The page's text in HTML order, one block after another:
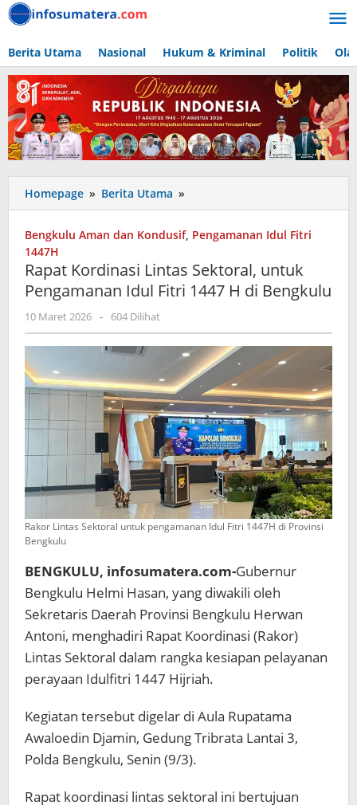
Lewati
ke
Berita Utama Nasional Hukum & Kriminal Politik
Homepage » Berita Utama »
Kordinasi
Sektoral,
Pengamanan
Idul
H
di
Bengkulu
Bengkulu Aman dan Kondusif, Pengamanan Idul Fitri
1447H
Rapat Kordinasi Lintas Sektoral, untuk
Pengamanan Idul Fitri 1447 H di Bengkulu
10 Maret 2026 oleh
admin
- 604 Dilihat
Rakor Lintas Sektoral untuk pengamanan Idul Fitri 1447H di Provinsi
Bengkulu
BENGKULU, infosumatera.com-Gubernur
Bengkulu Helmi Hasan, yang diwakili oleh
Sekretaris Daerah Provinsi Bengkulu Herwan
Antoni, menghadiri Rapat Koordinasi (Rakor)
Lintas Sektoral dalam rangka kesiapan pelayanan
perayaan Idulfitri 1447 Hijriah.
Kegiatan tersebut digelar di Aula Rupatama
Awaloedin Djamin, Gedung Tribrata Lantai 3,
Polda Bengkulu, Senin (9/3).
Rapat koordinasi lintas sektoral ini bertujuan